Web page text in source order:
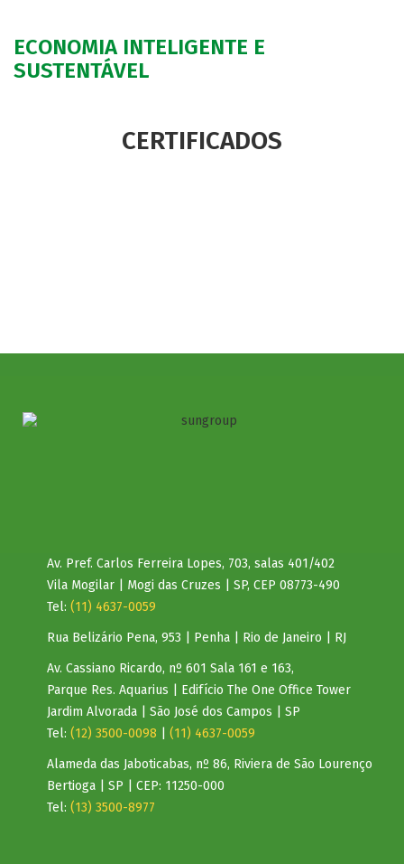
ECONOMIA INTELIGENTE E
SUSTENTÁVEL
CERTIFICADOS
Av. Pref. Carlos Ferreira Lopes, 703, salas 401/402
Vila Mogilar | Mogi das Cruzes | SP, CEP 08773-490
Tel:(11) 4637-0059
Rua Belizário Pena, 953 | Penha | Rio de Janeiro | RJ
Av. Cassiano Ricardo, nº 601 Sala 161 e 163,
Parque Res. Aquarius | Edifício The One Office Tower
Jardim Alvorada | São José dos Campos | SP
Tel:(12) 3500-0098 |(11) 4637-0059
Alameda das Jaboticabas, nº 86, Riviera de São Lourenço
Bertioga | SP | CEP: 11250-000
Tel:(13) 3500-8977